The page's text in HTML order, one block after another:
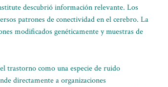
descubrió información relevante. Los
patrones de conectividad en el cerebro. La
modificados genéticamente y muestras de
trastorno como una especie de ruido
directamente a organizaciones